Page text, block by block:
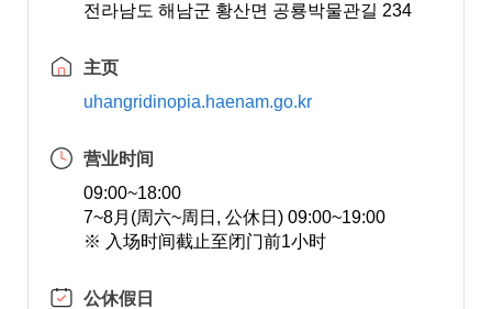
전라남도 해남군 황산면 공룡박물관길 234
主页
uhangridinopia.haenam.go.kr
营业时间
09:00~18:00
7~8月(周六~周日, 公休日) 09:00~19:00
※ 入场时间截止至闭门前1小时
公休假日